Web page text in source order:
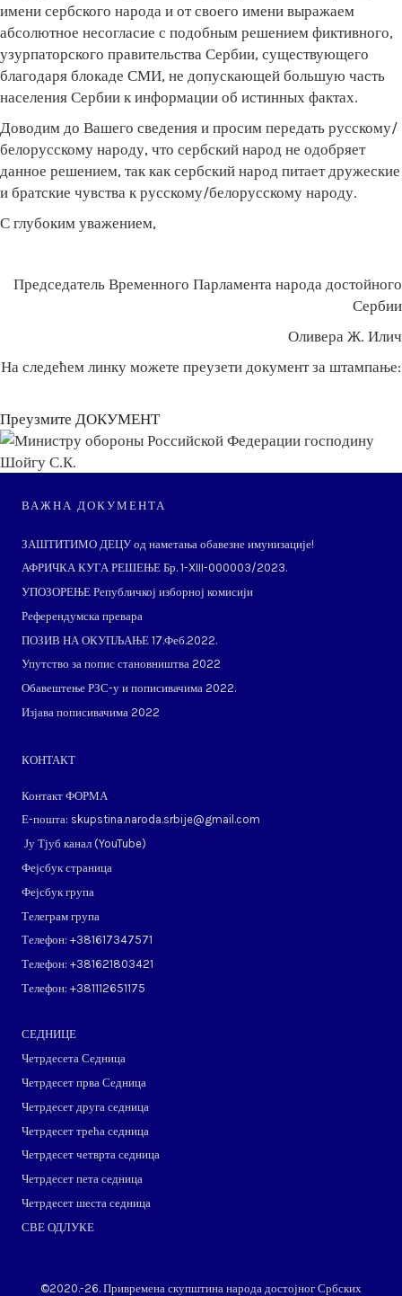
имени сербского народа и от своего имени выражаем
абсолютное несогласие с подобным решением фиктивного,
узурпаторского правительства Сербии, существующего
благодаря блокаде СМИ, не допускающей большую часть
населения Сербии к информации об истинных фактах.
Доводим до Вашего сведения и просим передать русскому/
белорусскому народу, что сербский народ не одобряет
данное решением, так как сербский народ питает дружеские
и братские чувства к русскому/белорусскому народу.
С глубоким уважением,
Председатель Временного Парламента народа достойного
Сербии
Оливера Ж. Илич
На следећем линку можете преузети документ за штампање:
Преузмите ДОКУМЕНТ
ВАЖНА ДОКУМЕНТА
ЗАШТИТИМО ДЕЦУ од наметања обавезне имунизације!
АФРИЧКА КУГА РЕШЕЊЕ Бр. 1-XIII-000003/2023.
УПОЗОРЕЊЕ Републичкој изборној комисији
Референдумска превара
ПОЗИВ НА ОКУПЉАЊЕ 17.Феб.2022.
Упутство за попис становништва 2022
Обавештење РЗС-у и пописивачима 2022.
Изјава пописивачима 2022
КОНТАКТ
Контакт ФОРМА
Е-пошта: skupstina.naroda.srbije@gmail.com
Ју Тјуб канал (YouTube)
Фејсбук страница
Фејсбук група
Телеграм група
Телефон: ​+381617347571
Телефон: ​+381621803421
Телефон: ​+381112651175
СЕДНИЦЕ
Четрдесета Седница
Четрдесет прва Седница
Четрдесет друга седница
Четрдесет трећа седница
Четрдесет четврта седница
Четрдесет пета седница
Четрдесет шеста седница
СВЕ ОДЛУКЕ
©2020.-26. Привремена скупштина народа достојног Србских